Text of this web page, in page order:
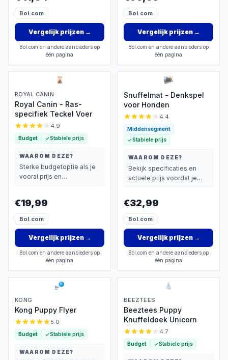
Bol.com
Vergelijk prijzen→
Bol.com en andere aanbieders op
één pagina
Bol.com
Vergelijk prijzen→
Bol.com en andere aanbieders op
één pagina
ROYAL CANIN
Royal Canin - Ras-
specifiek Teckel Voer
4.9
Budget Stabiele prijs
WAAROM DEZE?
Sterke budgetoptie als je
vooral prijs en
€19,99
Bol.com
Vergelijk prijzen→
Bol.com en andere aanbieders op
één pagina
Snuffelmat - Denkspel
voor Honden
4.4
Middensegment
Stabiele prijs
WAAROM DEZE?
Bekijk specificaties en
actuele prijs voordat je
€32,99
Bol.com
Vergelijk prijzen→
Bol.com en andere aanbieders op
één pagina
KONG
Kong Puppy Flyer
5.0
Budget Stabiele prijs
WAAROM DEZE?
BEEZTEES
Beeztees Puppy
Knuffeldoek Unicorn
4.7
Budget Stabiele prijs